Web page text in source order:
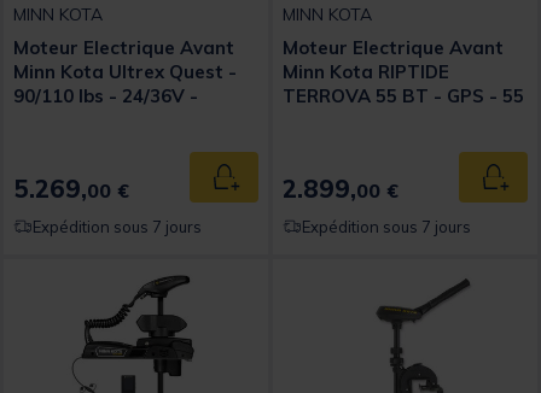
MINN KOTA
Moteur Electrique Avant
Minn Kota Ultrex Quest -
90/110 lbs - 24/36V -
5.269,00 € Ajouter au panier
Expédition sous 7 jours
MINN KOTA
Moteur Electrique Avant
Minn Kota RIPTIDE
TERROVA 55 BT - GPS - 55
2.899,00 €
Expédition sous 7 jours